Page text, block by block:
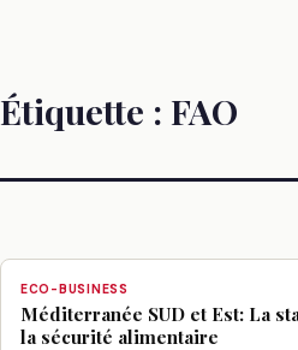
Étiquette : FAO
ECO-BUSINESS
Méditerranée SUD et Est: La
la sécurité alimentaire